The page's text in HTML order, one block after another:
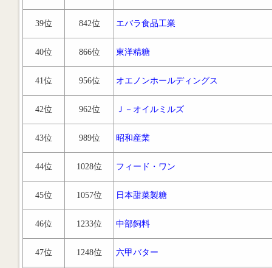
39位 842位 エバラ食品工業
40位 866位 東洋精糖
41位 956位 オエノンホールディングス
42位 962位 Ｊ－オイルミルズ
43位 989位 昭和産業
44位 1028位 フィード・ワン
45位 1057位 日本甜菜製糖
46位 1233位 中部飼料
47位 1248位 六甲バター